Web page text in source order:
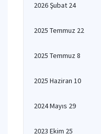
2026 Şubat 24
2025 Temmuz 22
2025 Temmuz 8
2025 Haziran 10
2024 Mayıs 29
2023 Ekim 25